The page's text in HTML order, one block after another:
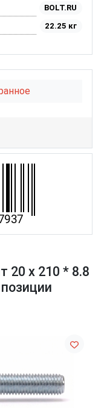
BOLT.RU
22.25 кг
20 х 210 * 8.8